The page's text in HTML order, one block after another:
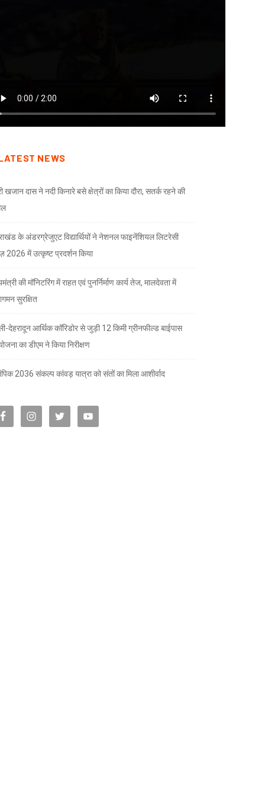
NEWS
खजान दास ने नदी किनारे बसे क्षेत्रों का किया दौरा, सतर्क रहने की
के अंडरग्रेजुएट विद्यार्थियों ने नेशनल फाइनेंशियल लिटरेसी
2026 में उत्कृष्ट प्रदर्शन किया
की मॉनिटरिंग में राहत एवं पुनर्निर्माण कार्य तेज, मालदेवता में
सुरक्षित
देहरादून आर्थिक कॉरिडोर से जुड़ी 12 किमी ग्रीनफील्ड बाईपास
का डीएम ने किया निरीक्षण
2036 संकल्प कांवड़ यात्रा को संतों का मिला आशीर्वाद